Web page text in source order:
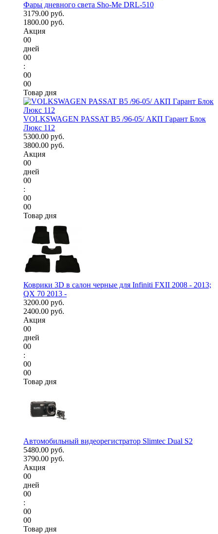
Фары дневного света Sho-Me DRL-510
3179.00 руб.
1800.00 руб.
Акция
00
дней
00
:
00
00
Товар дня
VOLKSWAGEN PASSAT B5 /96-05/ АКП Гарант Блок
Люкс 112
5300.00 руб.
3800.00 руб.
Акция
00
дней
00
:
00
00
Товар дня
Коврики 3D в салон черные для Infiniti FXII 2008 - 2013;
QX 70 2013 -
3200.00 руб.
2400.00 руб.
Акция
00
дней
00
:
00
00
Товар дня
Автомобильный видеорегистратор Slimtec Dual S2
5480.00 руб.
3790.00 руб.
Акция
00
дней
00
:
00
00
Товар дня